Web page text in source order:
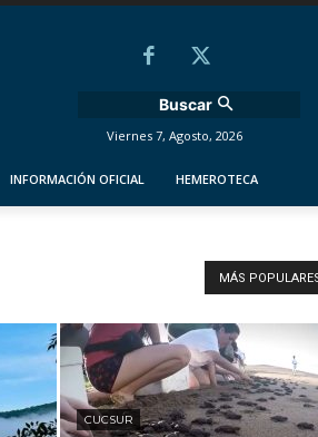
Buscar
Viernes 7, Agosto, 2026
INFORMACIÓN OFICIAL HEMEROTECA
MÁS
CUCSUR